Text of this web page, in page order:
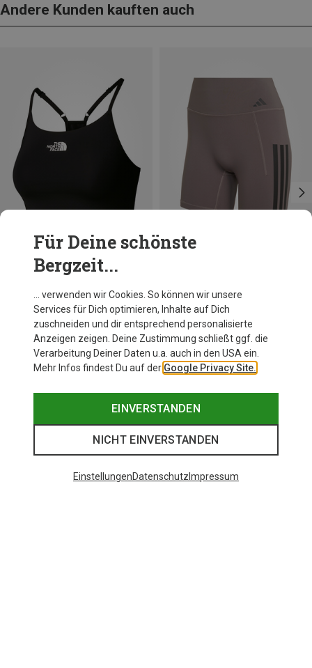
Andere Kunden kauften auch
The North Face
Damen Flex Sport BH
S M L
Für Deine schönste
Bergzeit...
… verwenden wir Cookies. So können wir unsere
Services für Dich optimieren, Inhalte auf Dich
zuschneiden und dir entsprechend personalisierte
Anzeigen zeigen. Deine Zustimmung schließt ggf. die
Verarbeitung Deiner Daten u.a. auch in den USA ein.
Mehr Infos findest Du auf der Google Privacy Site.
EINVERSTANDEN
NICHT EINVERSTANDEN
EinstellungenDatenschutz Impressum